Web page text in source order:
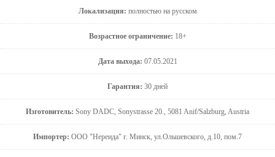
Локализация: полностью на русском
Возрастное ограничение: 18+
Дата выхода: 07.05.2021
Гарантия: 30 дней
Изготовитель: Sony DADC, Sonystrasse 20., 5081 Anif/Salzburg, Austria
Импортер: ООО "Нереида" г. Минск, ул.Ольшевского, д.10, пом.7